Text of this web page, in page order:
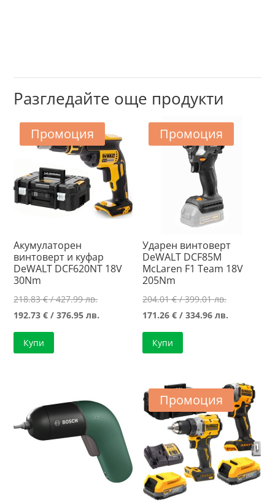
Разгледайте още продукти
Промоция
Акумулаторен
винтоверт и куфар
DeWALT DCF620NT 18V
30Nm
218.83€/ 427.99 лв.Original
price
192.73€ / 376.95 лв.
Купи
Промоция
Ударен винтоверт
DeWALT DCF85M
McLaren F1 Team 18V
205Nm
204.01€/ 399.01 лв.Original
price
171.26€ / 334.96 лв.
334.96 лв..
Купи
Промоция